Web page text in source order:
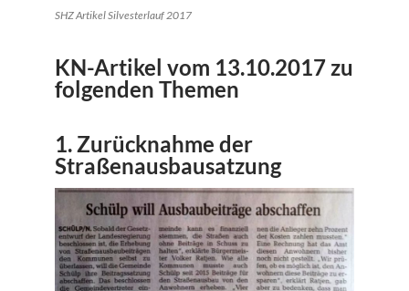
SHZ Artikel Silvesterlauf 2017
KN-Artikel vom 13.10.2017 zu
folgenden Themen
1. Zurücknahme der
Straßenausbausatzung